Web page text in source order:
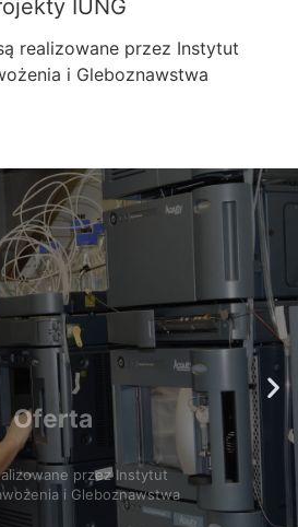
IUNG
realizowane przez Instytut
i Gleboznawstwa
Oferta
przez Instytut
i Gleboznawstwa
WIĘCEJ